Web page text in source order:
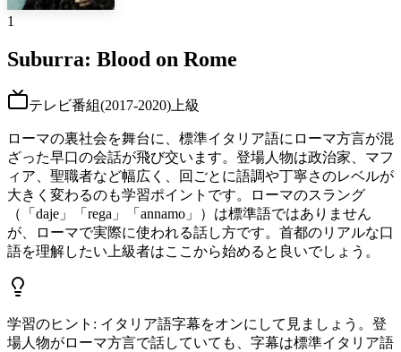
1
Suburra: Blood on Rome
テレビ番組(2017-2020)上級
ローマの裏社会を舞台に、標準イタリア語にローマ方言が混
ざった早口の会話が飛び交います。登場人物は政治家、マフ
ィア、聖職者など幅広く、回ごとに語調や丁寧さのレベルが
大きく変わるのも学習ポイントです。ローマのスラング
（「daje」「rega」「annamo」）は標準語ではありません
が、ローマで実際に使われる話し方です。首都のリアルな口
語を理解したい上級者はここから始めると良いでしょう。
学習のヒント : イタリア語字幕をオンにして見ましょう。登
場人物がローマ方言で話していても、字幕は標準イタリア語